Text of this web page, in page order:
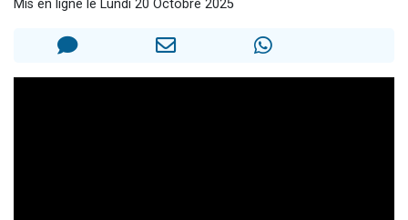
3 personnes viennent de faire un don pour 5 jours de vacances aux Orphelins
Mis en ligne le Lundi 20 Octobre 2025